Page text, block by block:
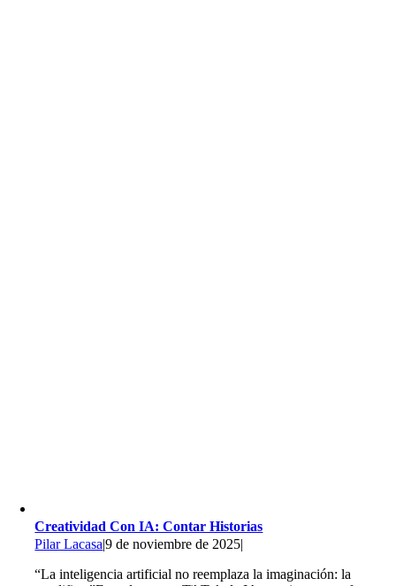
Creatividad Con IA: Contar Historias
Pilar Lacasa|9 de noviembre de 2025|
“La inteligencia artificial no reemplaza la imaginación: la